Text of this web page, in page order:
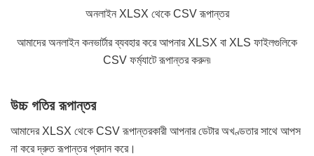
অনলাইন XLSX থেকে CSV রূপান্তর
আমাদের অনলাইন কনভার্টার ব্যবহার করে আপনার XLSX বা XLS ফাইলগুলিকে
CSV ফর্ম্যাটে রূপান্তর করুন৷
উচ্চ গতির রূপান্তর
আমাদের XLSX থেকে CSV রূপান্তরকারী আপনার ডেটার অখণ্ডতার সাথে আপস
না করে দ্রুত রূপান্তর প্রদান করে।